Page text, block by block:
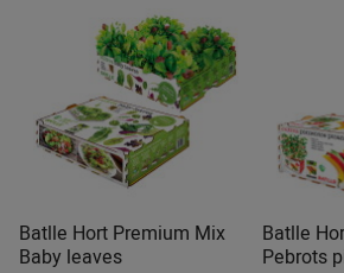
Batlle Hort Premium Mix
Baby leaves
Batlle
Pebrots